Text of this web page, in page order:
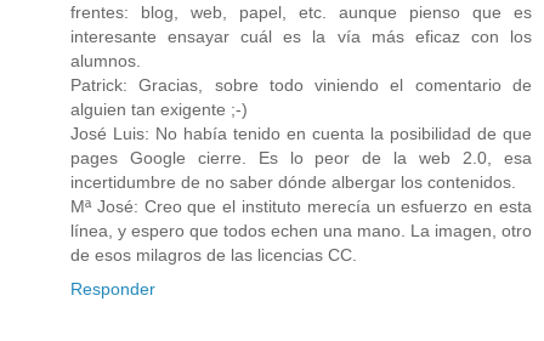
frentes: blog, web, papel, etc. aunque pienso que es
interesante ensayar cuál es la vía más eficaz con los
alumnos.
Patrick: Gracias, sobre todo viniendo el comentario de
alguien tan exigente ;-)
José Luis: No había tenido en cuenta la posibilidad de que
pages Google cierre. Es lo peor de la web 2.0, esa
incertidumbre de no saber dónde albergar los contenidos.
Mª José: Creo que el instituto merecía un esfuerzo en esta
línea, y espero que todos echen una mano. La imagen, otro
de esos milagros de las licencias CC.
Responder